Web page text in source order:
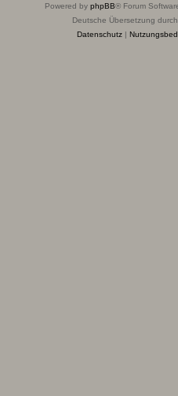
Powered by phpBB® Forum
Deutsche Übersetzung durch
Datenschutz|